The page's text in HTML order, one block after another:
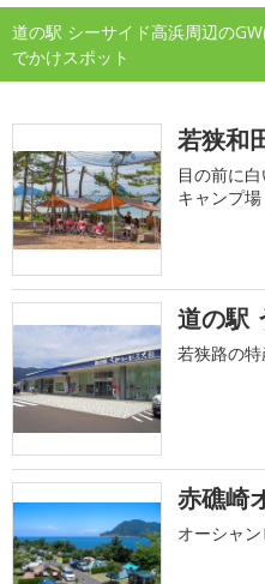
道の駅 シーサイド高浜周辺の
でかけスポット
若狭和
目の前に
キャンプ場
道の駅
若狭路の
赤礁崎
オーシャ